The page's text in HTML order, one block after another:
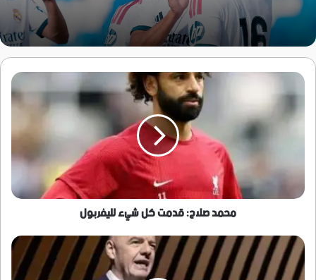
محمد
صلاح:
قدمت
كل
لليفربول
محمد صلاح: قدمت كل شيء لليفربول
إنفانتينو
يسخر
مجددًا